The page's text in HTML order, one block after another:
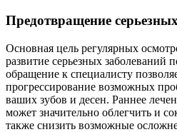
Предотвращение
Основная цель регулярных
развитие серьезных заболеваний
обращение к специалисту
прогрессирование возможных
ваших зубов и десен. Раннее
может значительно облегчить и
также снизить возможные